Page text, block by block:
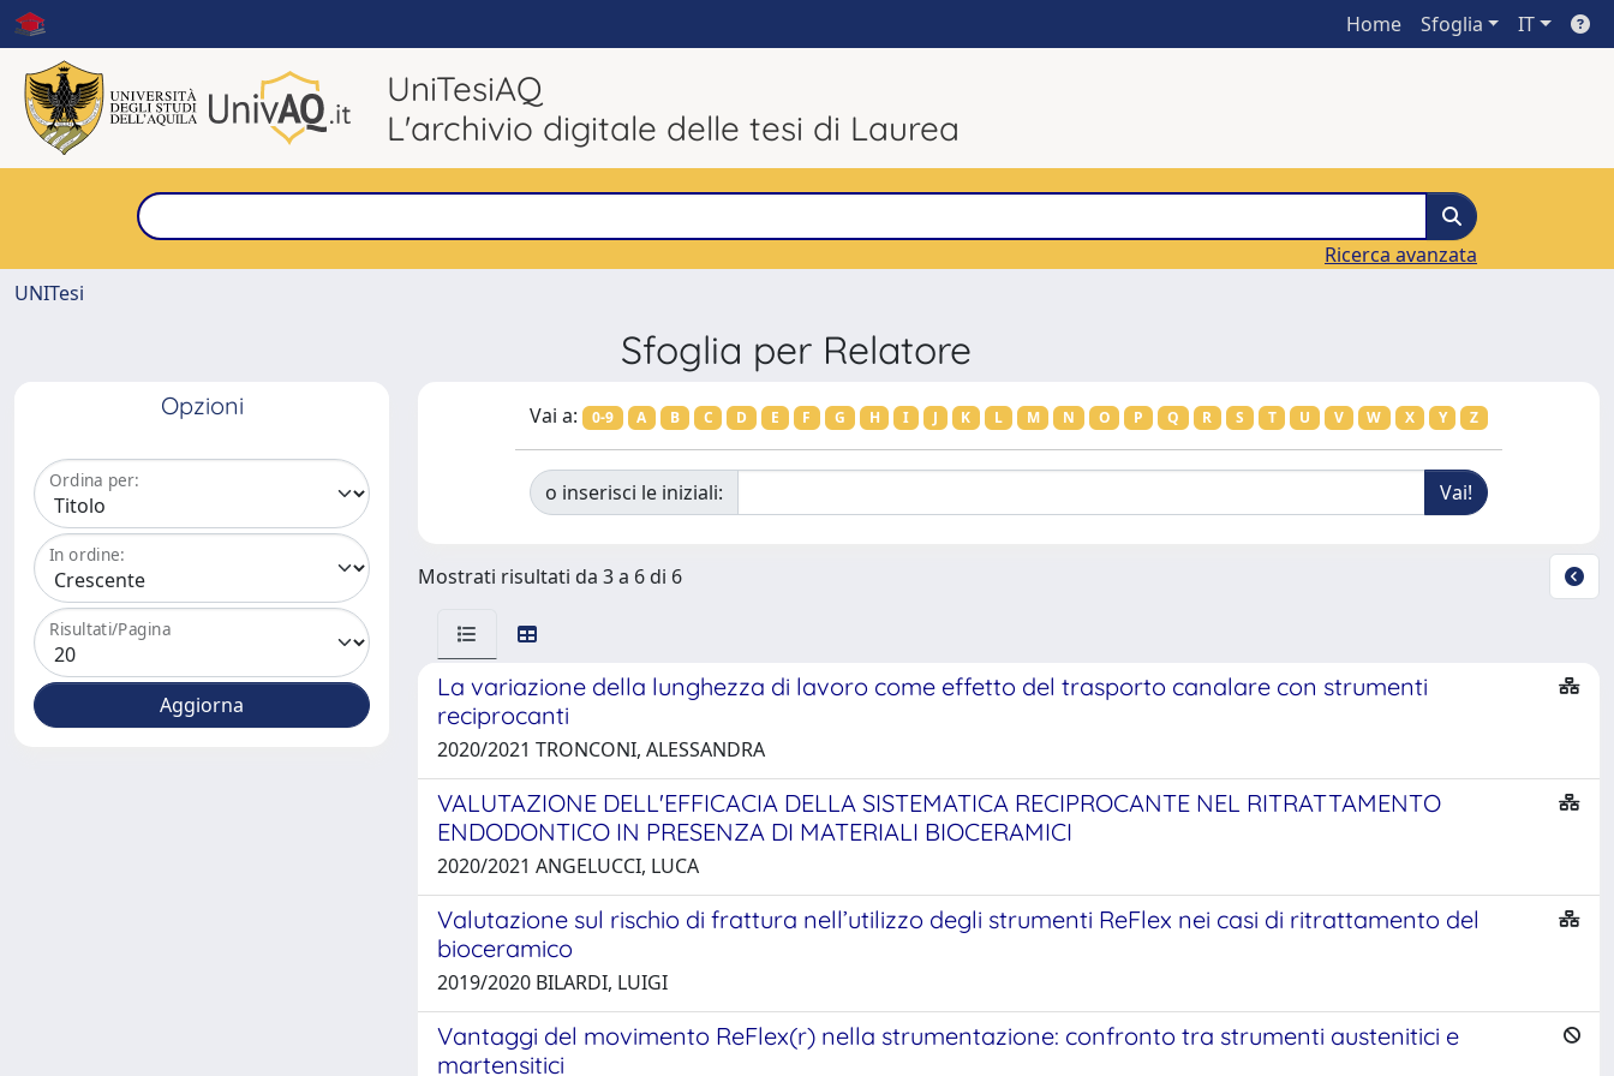
Home Sfoglia IT
UniTesiAQ
L'archivio digitale delle tesi di Laurea
Ricerca avanzata
UNITesi
Sfoglia per Relatore
Opzioni
Ordina per:
In ordine:
Risultati/Pagina
Vai a: 0-9 A B C D E F G H I J K L M N O P Q R S T U V W X Y Z
o inserisci le iniziali:
Mostrati risultati da 3 a 6 di 6
La variazione della lunghezza di lavoro come effetto del trasporto canalare con strumenti
reciprocanti
2020/2021 TRONCONI, ALESSANDRA
VALUTAZIONE DELL'EFFICACIA DELLA SISTEMATICA RECIPROCANTE NEL RITRATTAMENTO
ENDODONTICO IN PRESENZA DI MATERIALI BIOCERAMICI
2020/2021 ANGELUCCI, LUCA
Valutazione sul rischio di frattura nell’utilizzo degli strumenti ReFlex nei casi di ritrattamento del
bioceramico
2019/2020 BILARDI, LUIGI
Vantaggi del movimento ReFlex(r) nella strumentazione: confronto tra strumenti austenitici e
martensitici